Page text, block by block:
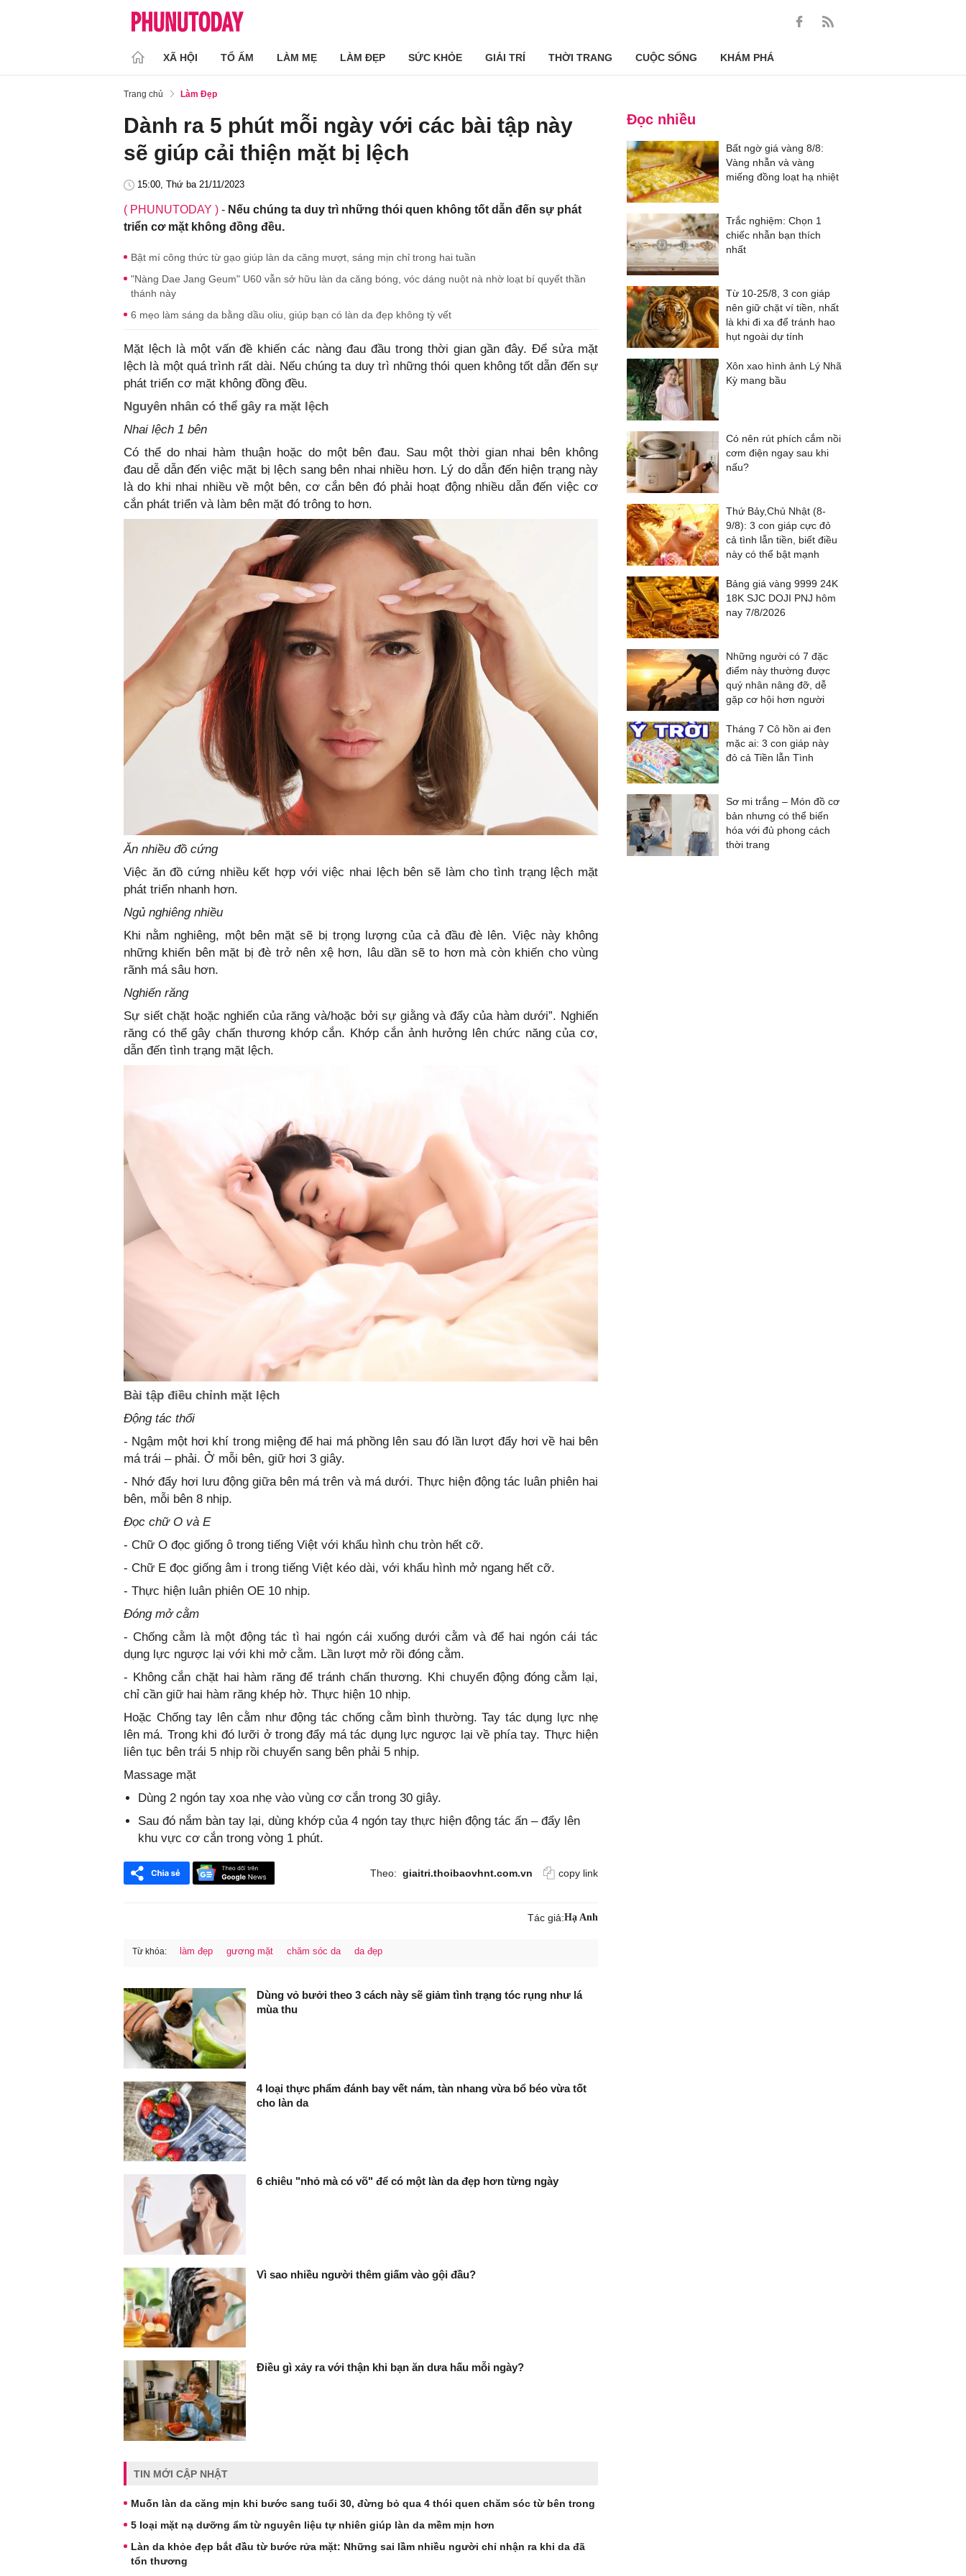
XÃ HỘI TỔ ẤM LÀM MẸ LÀM ĐẸP SỨC KHỎE GIẢI TRÍ THỜI TRANG CUỘC SỐNG KHÁM PHÁ
Trang chủ Làm Đẹp
Dành ra 5 phút mỗi ngày với các bài tập này
sẽ giúp cải thiện mặt bị lệch
15:00, Thứ ba 21/11/2023
( PHUNUTODAY ) - Nếu chúng ta duy trì những thói quen không tốt dẫn đến sự phát
triển cơ mặt không đồng đều.
Bật mí công thức từ gạo giúp làn da căng mượt, sáng mịn chỉ trong hai tuần
"Nàng Dae Jang Geum" U60 vẫn sở hữu làn da căng bóng, vóc dáng nuột nà nhờ loạt bí quyết thần
thánh này
6 mẹo làm sáng da bằng dầu oliu, giúp bạn có làn da đẹp không tỳ vết
Mặt lệch là một vấn đề khiến các nàng đau đầu trong thời gian gần đây. Để sửa mặt
lệch là một quá trình rất dài. Nếu chúng ta duy trì những thói quen không tốt dẫn đến sự
phát triển cơ mặt không đồng đều.
Nguyên nhân có thể gây ra mặt lệch
Nhai lệch 1 bên
Có thể do nhai hàm thuận hoặc do một bên đau. Sau một thời gian nhai bên không
đau dễ dẫn đến việc mặt bị lệch sang bên nhai nhiều hơn. Lý do dẫn đến hiện trạng này
là do khi nhai nhiều về một bên, cơ cắn bên đó phải hoạt động nhiều dẫn đến việc cơ
cắn phát triển và làm bên mặt đó trông to hơn.
Ăn nhiều đồ cứng
Việc ăn đồ cứng nhiều kết hợp với việc nhai lệch bên sẽ làm cho tình trạng lệch mặt
phát triển nhanh hơn.
Ngủ nghiêng nhiều
Khi nằm nghiêng, một bên mặt sẽ bị trọng lượng của cả đầu đè lên. Việc này không
những khiến bên mặt bị đè trở nên xệ hơn, lâu dần sẽ to hơn mà còn khiến cho vùng
rãnh má sâu hơn.
Nghiến răng
Sự siết chặt hoặc nghiến của răng và/hoặc bởi sự giằng và đẩy của hàm dưới”. Nghiến
răng có thể gây chấn thương khớp cắn. Khớp cắn ảnh hưởng lên chức năng của cơ,
dẫn đến tình trạng mặt lệch.
Bài tập điều chỉnh mặt lệch
Động tác thổi
- Ngậm một hơi khí trong miệng để hai má phồng lên sau đó lần lượt đẩy hơi về hai bên
má trái – phải. Ở mỗi bên, giữ hơi 3 giây.
- Nhớ đẩy hơi lưu động giữa bên má trên và má dưới. Thực hiện động tác luân phiên hai
bên, mỗi bên 8 nhịp.
Đọc chữ O và E
- Chữ O đọc giống ô trong tiếng Việt với khẩu hình chu tròn hết cỡ.
- Chữ E đọc giống âm i trong tiếng Việt kéo dài, với khẩu hình mở ngang hết cỡ.
- Thực hiện luân phiên OE 10 nhịp.
Đóng mở cằm
- Chống cằm là một động tác tì hai ngón cái xuống dưới cằm và để hai ngón cái tác
dụng lực ngược lại với khi mở cằm. Lần lượt mở rồi đóng cằm.
- Không cắn chặt hai hàm răng để tránh chấn thương. Khi chuyển động đóng cằm lại,
chỉ cần giữ hai hàm răng khép hờ. Thực hiện 10 nhịp.
Hoặc Chống tay lên cằm như động tác chống cằm bình thường. Tay tác dụng lực nhẹ
lên má. Trong khi đó lưỡi ở trong đẩy má tác dụng lực ngược lại về phía tay. Thực hiện
liên tục bên trái 5 nhịp rồi chuyển sang bên phải 5 nhịp.
Massage mặt
Dùng 2 ngón tay xoa nhẹ vào vùng cơ cắn trong 30 giây.
Sau đó nắm bàn tay lại, dùng khớp của 4 ngón tay thực hiện động tác ấn – đẩy lên
khu vực cơ cắn trong vòng 1 phút.
Theo: giaitri.thoibaovhnt.com.vn copy link
Tác giả:Hạ Anh
Từ khóa: làm đẹp gương mặt chăm sóc da da đẹp
Dùng vỏ bưởi theo 3 cách này sẽ giảm tình trạng tóc rụng như lá
mùa thu
4 loại thực phẩm đánh bay vết nám, tàn nhang vừa bổ béo vừa tốt
cho làn da
6 chiêu "nhỏ mà có võ" để có một làn da đẹp hơn từng ngày
Vì sao nhiều người thêm giấm vào gội đầu?
Điều gì xảy ra với thận khi bạn ăn dưa hấu mỗi ngày?
TIN MỚI CẬP NHẬT
Muốn làn da căng mịn khi bước sang tuổi 30, đừng bỏ qua 4 thói quen chăm sóc từ bên trong
5 loại mặt nạ dưỡng ẩm từ nguyên liệu tự nhiên giúp làn da mềm mịn hơn
Làn da khỏe đẹp bắt đầu từ bước rửa mặt: Những sai lầm nhiều người chỉ nhận ra khi da đã
tổn thương
Đọc nhiều
Bất ngờ giá vàng 8/8:
Vàng nhẫn và vàng
miếng đồng loạt hạ nhiệt
Trắc nghiệm: Chọn 1
chiếc nhẫn bạn thích
nhất
Từ 10-25/8, 3 con giáp
nên giữ chặt ví tiền, nhất
là khi đi xa để tránh hao
hụt ngoài dự tính
Xôn xao hình ảnh Lý Nhã
Kỳ mang bầu
Có nên rút phích cắm nồi
cơm điện ngay sau khi
nấu?
Thứ Bảy,Chủ Nhật (8-
9/8): 3 con giáp cực đỏ
cả tình lẫn tiền, biết điều
này có thể bật mạnh
Bảng giá vàng 9999 24K
18K SJC DOJI PNJ hôm
nay 7/8/2026
Những người có 7 đặc
điểm này thường được
quý nhân nâng đỡ, dễ
gặp cơ hội hơn người
Tháng 7 Cô hồn ai đen
mặc ai: 3 con giáp này
đỏ cả Tiền lẫn Tình
Sơ mi trắng – Món đồ cơ
bản nhưng có thể biến
hóa với đủ phong cách
thời trang